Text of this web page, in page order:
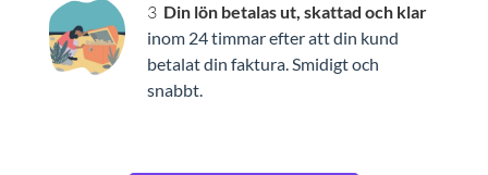
Din lön betalas ut, skattad och klar
inom 24 timmar efter att din kund
betalat din faktura. Smidigt och
snabbt.